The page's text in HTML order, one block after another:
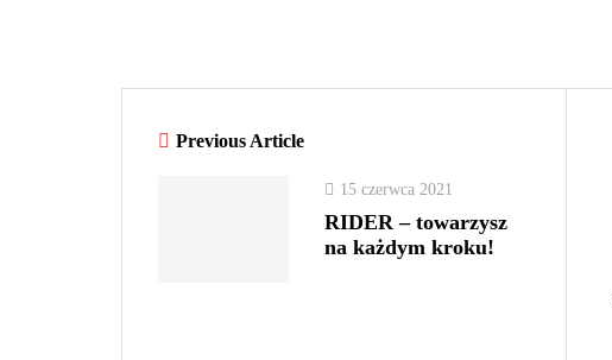
Previous Article
15 czerwca 2021
RIDER – towarzysz
na każdym kroku!